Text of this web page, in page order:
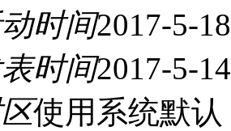
动时间2017-5-
表时间2017-5-
使用系统默认